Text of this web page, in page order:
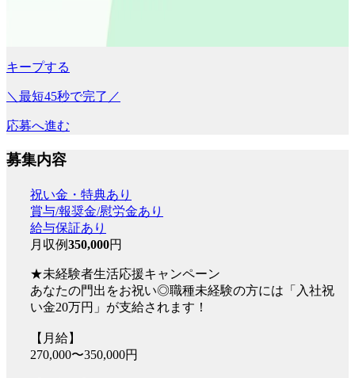
キープする
＼最短45秒で完了／
応募へ進む
募集内容
祝い金・特典あり
賞与/報奨金/慰労金あり
給与保証あり
月収例350,000円
★未経験者生活応援キャンペーン
あなたの門出をお祝い◎職種未経験の方には「入社祝
い金20万円」が支給されます！
【月給】
270,000〜350,000円